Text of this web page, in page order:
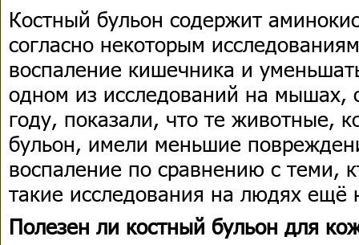
Костный бульон содержит
согласно некоторым
воспаление кишечника и
одном из исследований на мышах,
году, показали, что те животные,
бульон, имели меньшие
воспаление по сравнению с теми,
такие исследования на людях ещё
Полезен ли костный бульон для